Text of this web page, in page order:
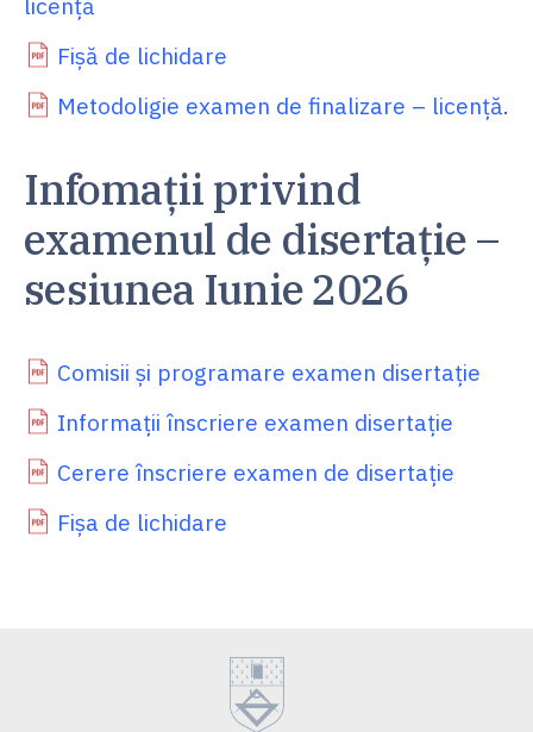
Fișă de lichidare
Metodoligie examen de finalizare – licență.
Infomații privind
examenul de disertație –
sesiunea Iunie 2026
Comisii și programare examen disertație
Informații înscriere examen disertație
Cerere înscriere examen de disertație
Fișa de lichidare